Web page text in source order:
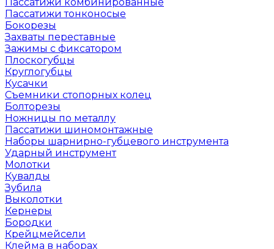
Пассатижи тонконосые
Бокорезы
Захваты переставные
Зажимы с фиксатором
Плоскогубцы
Круглогубцы
Кусачки
Съемники стопорных колец
Болторезы
Ножницы по металлу
Пассатижи шиномонтажные
Наборы шарнирно-губцевого инструмента
Ударный инструмент
Молотки
Кувалды
Зубила
Выколотки
Кернеры
Бородки
Крейцмейсели
Клейма в наборах